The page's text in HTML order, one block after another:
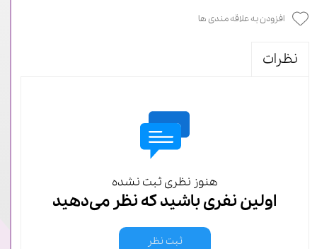
افزودن به علاقه مندی ها
نظرات
هنوز نظری ثبت نشده
اولین نفری باشید که نظر می‌دهید
ثبت نظر